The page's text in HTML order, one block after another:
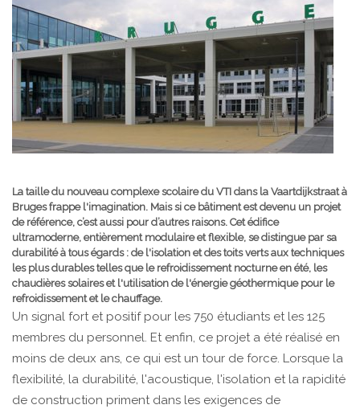
La taille du nouveau complexe scolaire du VTI dans la Vaartdijkstraat à
Bruges frappe l'imagination. Mais si ce bâtiment est devenu un projet
de référence, c’est aussi pour d’autres raisons. Cet édifice
ultramoderne, entièrement modulaire et flexible, se distingue par sa
durabilité à tous égards : de l'isolation et des toits verts aux techniques
les plus durables telles que le refroidissement nocturne en été, les
chaudières solaires et l'utilisation de l'énergie géothermique pour le
refroidissement et le chauffage.
Un signal fort et positif pour les 750 étudiants et les 125
membres du personnel. Et enfin, ce projet a été réalisé en
moins de deux ans, ce qui est un tour de force. Lorsque la
flexibilité, la durabilité, l'acoustique, l'isolation et la rapidité
de construction priment dans les exigences de